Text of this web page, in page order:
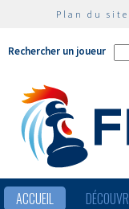
Plan du site
Rechercher un joueur
ACCUEIL